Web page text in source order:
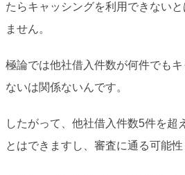
たらキャッシングを利用できない
ません。
極論では他社借入件数が何件でも
ないは関係ないんです。
したがって、他社借入件数5件を超
とはできますし、審査に通る可能性